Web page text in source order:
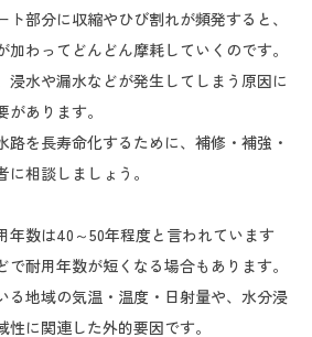
部分に収縮やひび割れが頻発すると、
わってどんどん摩耗していくのです。
浸水や漏水などが発生してしまう原因に
あります。
路を長寿命化するために、補修・補強・
相談しましょう。
年数は40～50年程度と言われています
耐用年数が短くなる場合もあります。
る地域の気温・温度・日射量や、水分浸
に関連した外的要因です。